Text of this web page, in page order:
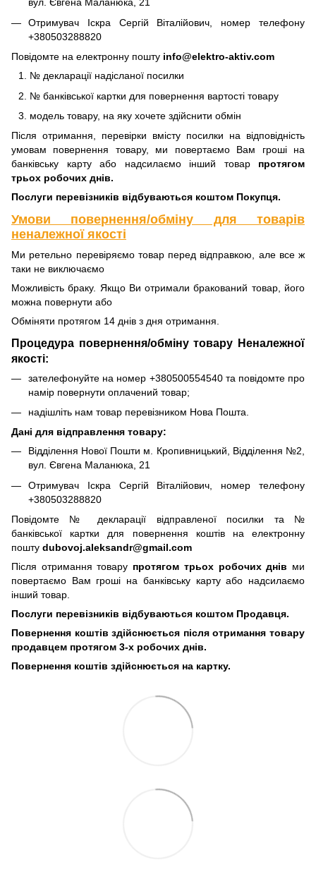
вул. Євгена Маланюка, 21
Отримувач Іскра Сергій Віталійович, номер телефону
+380503288820
Повідомте на електронну пошту info@elektro-aktiv.com
№ декларації надісланої посилки
№ банківської картки для повернення вартості товару
модель товару, на яку хочете здійснити обмін
Після отримання, перевірки вмісту посилки на відповідність
умовам повернення товару, ми повертаємо Вам гроші на
банківську карту або надсилаємо інший товар протягом
трьох робочих днів.
Послуги перевізників відбуваються коштом Покупця.
Умови повернення/обміну для товарів
неналежної якості
Ми ретельно перевіряємо товар перед відправкою, але все ж
таки не виключаємо
Можливість браку. Якщо Ви отримали бракований товар, його
можна повернути або
Обміняти протягом 14 днів з дня отримання.
Процедура повернення/обміну товару Неналежної
якості:
зателефонуйте на номер +380500554540 та повідомте про
намір повернути оплачений товар;
надішліть нам товар перевізником Нова Пошта.
Дані для відправлення товару:
Відділення Нової Пошти м. Кропивницький, Відділення №2,
вул. Євгена Маланюка, 21
Отримувач Іскра Сергій Віталійович, номер телефону
+380503288820
Повідомте № декларації відправленої посилки та №
банківської картки для повернення коштів на електронну
пошту dubovoj.aleksandr@gmail.com
Після отримання товару протягом трьох робочих днів ми
повертаємо Вам гроші на банківську карту або надсилаємо
інший товар.
Послуги перевізників відбуваються коштом Продавця.
Повернення коштів здійснюється після отримання товару
продавцем протягом 3-х робочих днів.
Повернення коштів здійснюється на картку.